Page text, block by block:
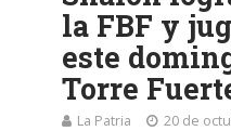
la FBF y
este
Torre
La Patria 20 de